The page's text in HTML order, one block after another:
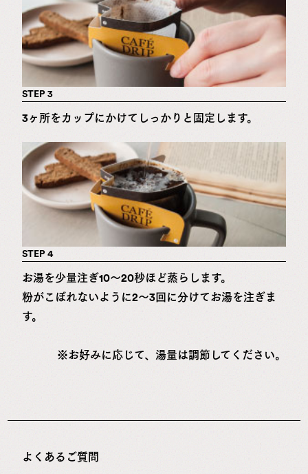
STEP 3
3ヶ所をカップにかけてしっかりと固定します。
STEP 4
お湯を少量注ぎ10～20秒ほど蒸らします。
粉がこぼれないように2～3回に分けてお湯を注ぎま
す。
※お好みに応じて、湯量は調節してください。
よくあるご質問